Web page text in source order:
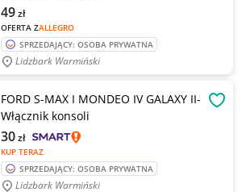
OFERTA ZALLEGRO
49zł
SPRZEDAJĄCY: OSOBA PRYWATNA
Lidzbark Warmiński
FORD S-MAX I MONDEO IV GALAXY II-
Włącznik konsoli
KUP TERAZ
30zł
SPRZEDAJĄCY: OSOBA PRYWATNA
Lidzbark Warmiński